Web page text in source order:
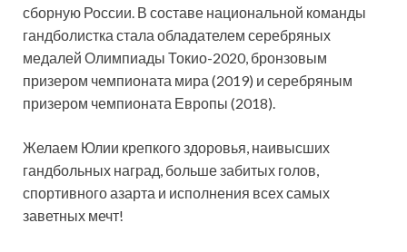
сборную России. В составе национальной команды
гандболистка стала обладателем серебряных
медалей Олимпиады Токио-2020, бронзовым
призером чемпионата мира (2019) и серебряным
призером чемпионата Европы (2018).
Желаем Юлии крепкого здоровья, наивысших
гандбольных наград, больше забитых голов,
спортивного азарта и исполнения всех самых
заветных мечт!